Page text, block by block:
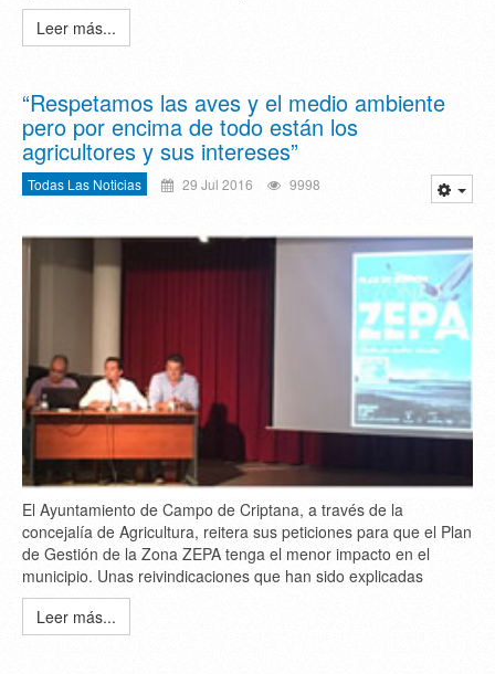
Leer más...
“Respetamos las aves y el medio ambiente
pero por encima de todo están los
agricultores y sus intereses”
Todas Las Noticias 29 Jul 2016 9998
El Ayuntamiento de Campo de Criptana, a través de la
concejalía de Agricultura, reitera sus peticiones para que el Plan
de Gestión de la Zona ZEPA tenga el menor impacto en el
municipio. Unas reivindicaciones que han sido explicadas
Leer más...